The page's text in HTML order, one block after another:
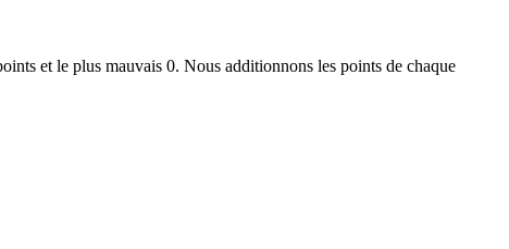
et le plus mauvais 0. Nous additionnons les points de chaque